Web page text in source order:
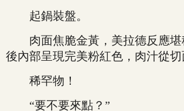
起鍋裝盤。
肉面焦脆金黃，美拉德反應堪
後內部呈現完美粉紅色，肉汁從切
稀罕物！
“要不要來點？”